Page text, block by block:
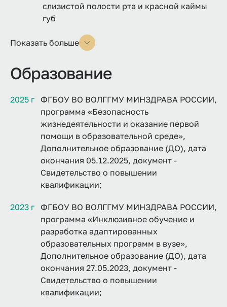
слизистой полости рта и красной каймы
губ
Показать больше
Образование
2025 г
ФГБОУ ВО ВОЛГГМУ МИНЗДРАВА РОССИИ,
программа «Безопасность
жизнедеятельности и оказание первой
помощи в образовательной среде»,
Дополнительное образование (ДО), дата
окончания 05.12.2025, документ -
Свидетельство о повышении
квалификации;
2023 г
ФГБОУ ВО ВОЛГГМУ МИНЗДРАВА РОССИИ,
программа «Инклюзивное обучение и
разработка адаптированных
образовательных программ в вузе»,
Дополнительное образование (ДО), дата
окончания 27.05.2023, документ -
Свидетельство о повышении
квалификации;